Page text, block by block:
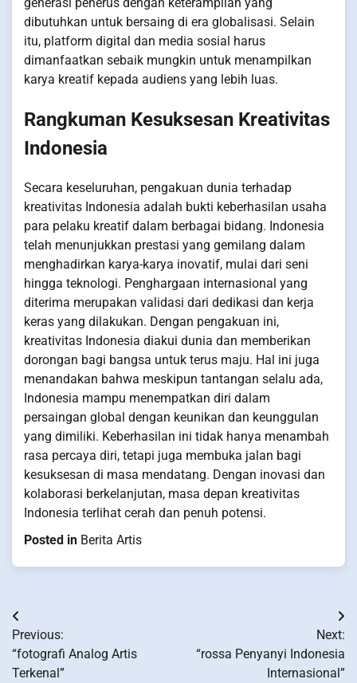
dibutuhkan untuk bersaing di era globalisasi. Selain
itu, platform digital dan media sosial harus
dimanfaatkan sebaik mungkin untuk menampilkan
karya kreatif kepada audiens yang lebih luas.
Rangkuman Kesuksesan Kreativitas
Indonesia
Secara keseluruhan, pengakuan dunia terhadap
kreativitas Indonesia adalah bukti keberhasilan usaha
para pelaku kreatif dalam berbagai bidang. Indonesia
telah menunjukkan prestasi yang gemilang dalam
menghadirkan karya-karya inovatif, mulai dari seni
hingga teknologi. Penghargaan internasional yang
diterima merupakan validasi dari dedikasi dan kerja
keras yang dilakukan. Dengan pengakuan ini,
kreativitas Indonesia diakui dunia dan memberikan
dorongan bagi bangsa untuk terus maju. Hal ini juga
menandakan bahwa meskipun tantangan selalu ada,
Indonesia mampu menempatkan diri dalam
persaingan global dengan keunikan dan keunggulan
yang dimiliki. Keberhasilan ini tidak hanya menambah
rasa percaya diri, tetapi juga membuka jalan bagi
kesuksesan di masa mendatang. Dengan inovasi dan
kolaborasi berkelanjutan, masa depan kreativitas
Indonesia terlihat cerah dan penuh potensi.
Posted in Berita Artis
Post
navigation
Previous:
“fotografi Analog Artis
Terkenal”
Next:
“rossa Penyanyi Indonesia
Internasional”